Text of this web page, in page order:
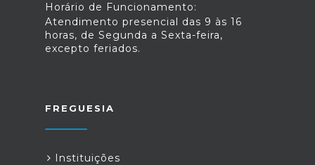
Horário de Funcionamento:
Atendimento presencial das 9 às 16
horas, de Segunda a Sexta-feira,
excepto feriados.
FREGUESIA
Instituições